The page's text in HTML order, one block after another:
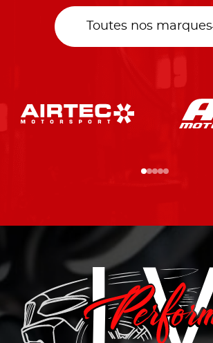
Toutes nos marques